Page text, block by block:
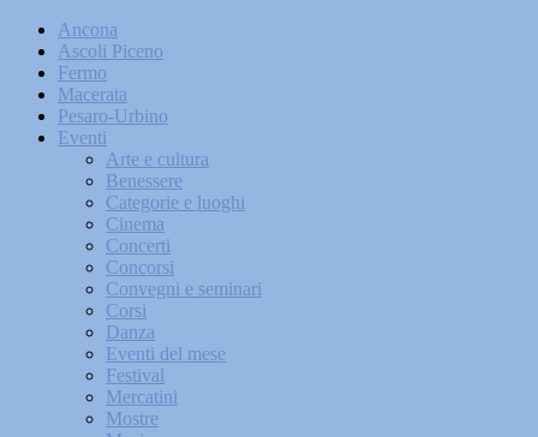
Ancona
Ascoli Piceno
Fermo
Macerata
Pesaro-Urbino
Eventi
Arte e cultura
Benessere
Categorie e luoghi
Cinema
Concerti
Concorsi
Convegni e seminari
Corsi
Danza
Eventi del mese
Festival
Mercatini
Mostre